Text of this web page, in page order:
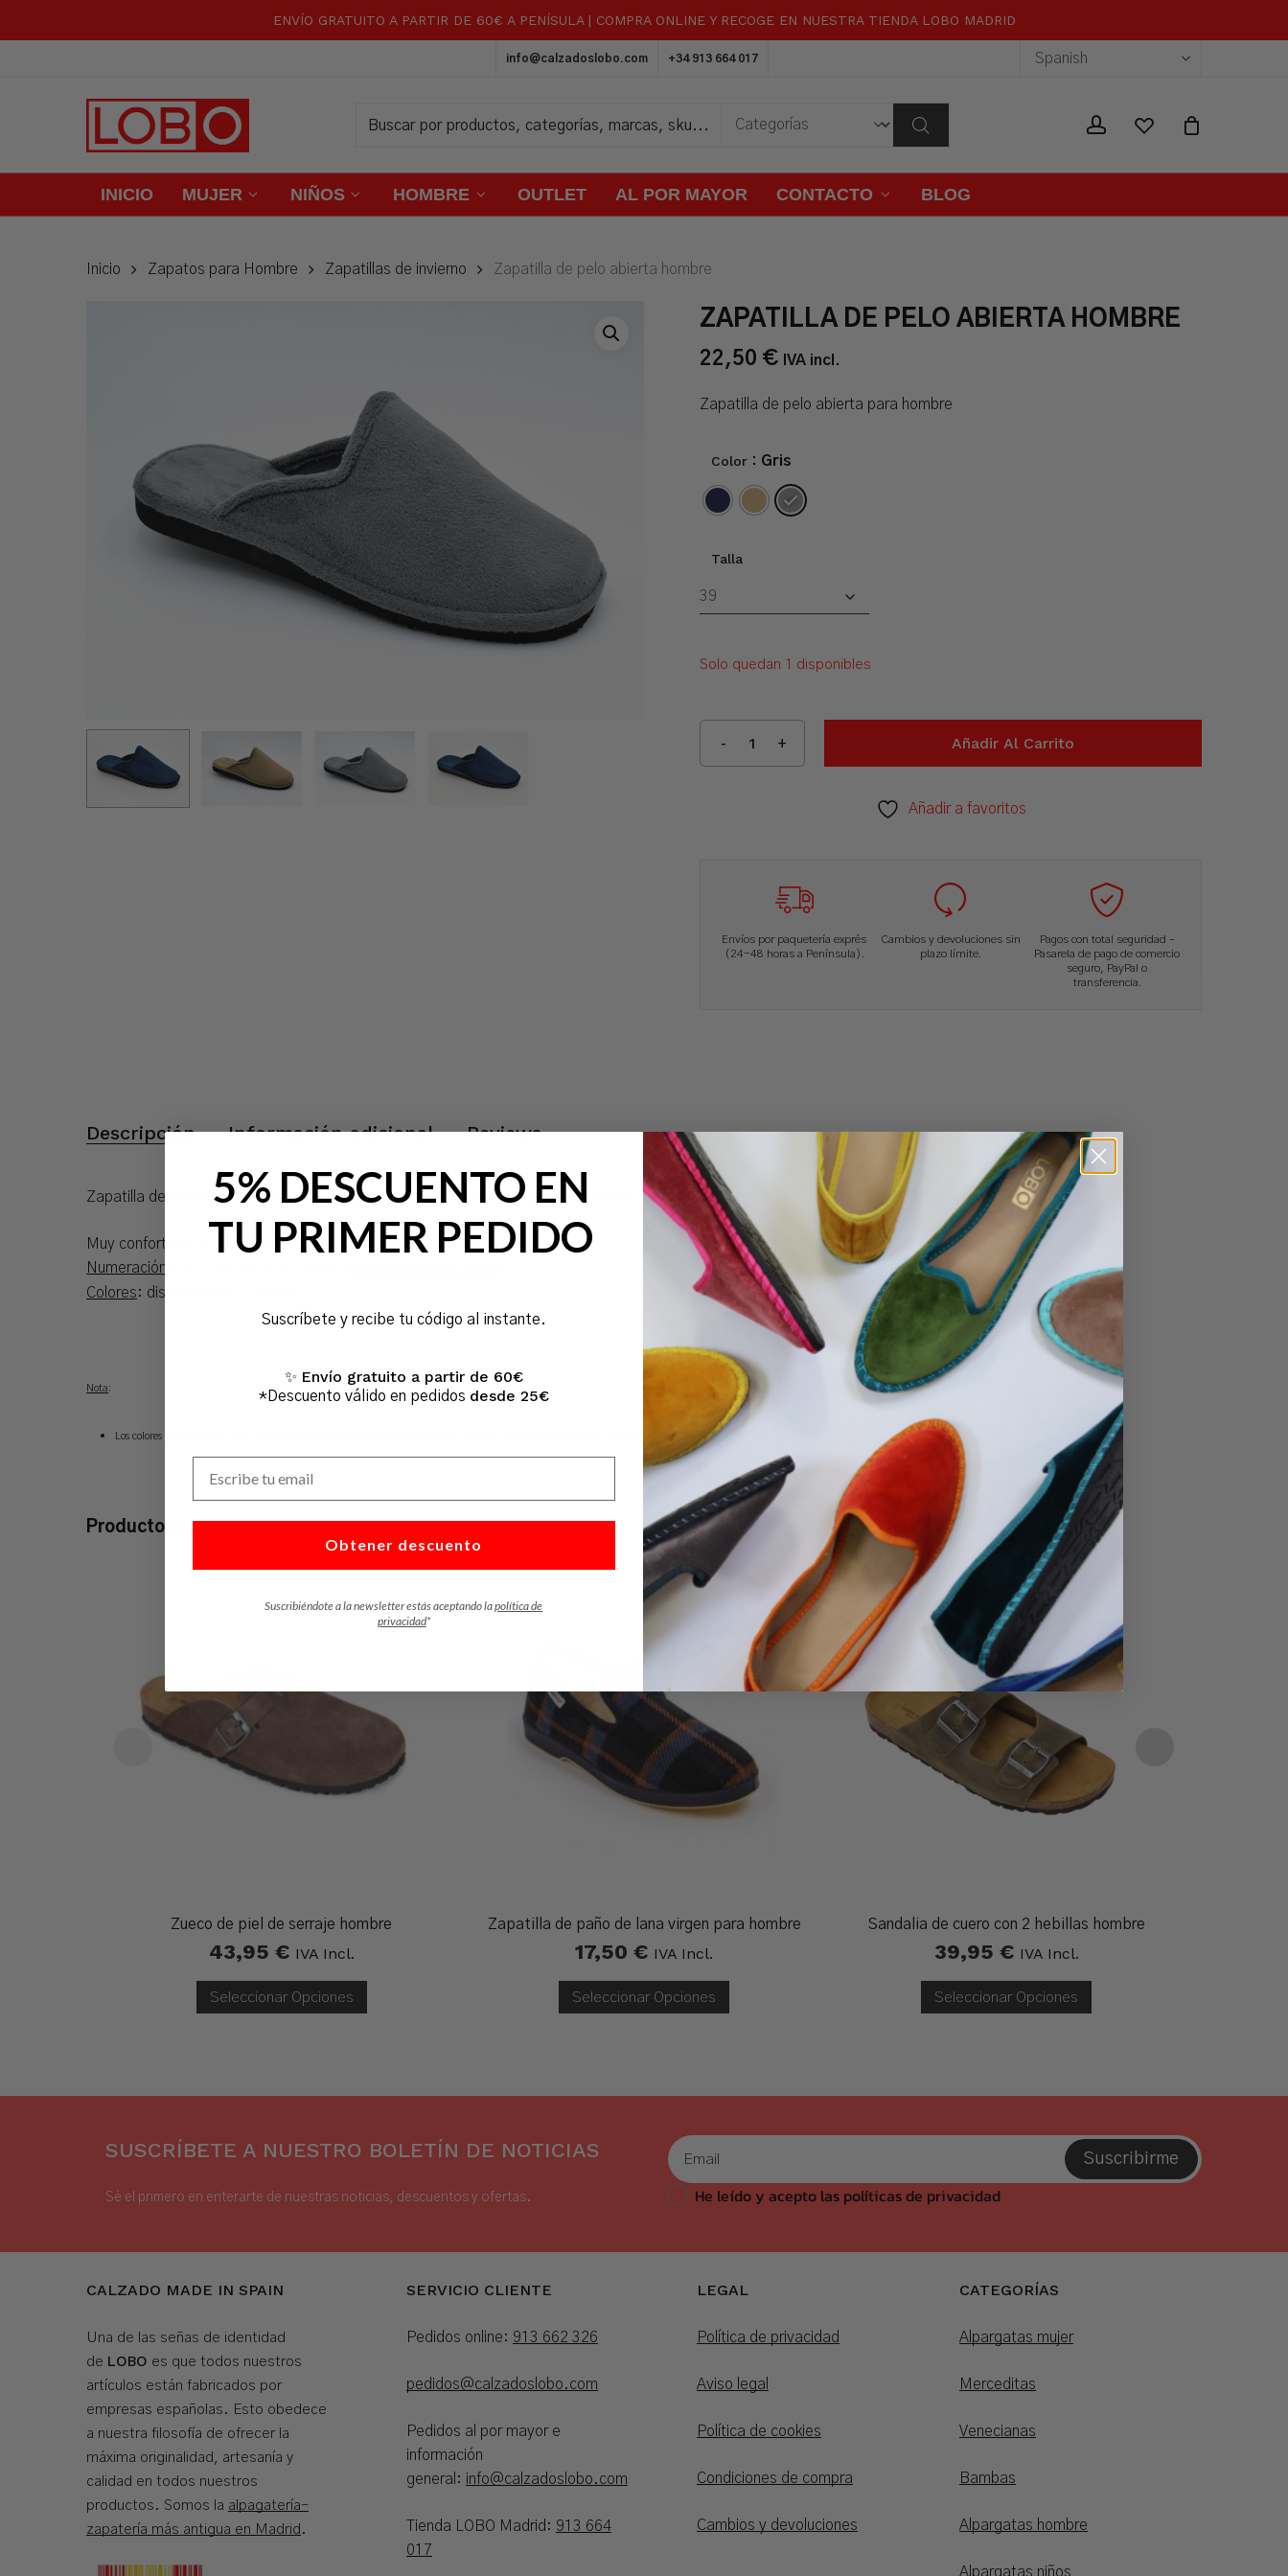
ENVÍO GRATUITO A PARTIR DE 60€ A PENÍSULA | COMPRA ONLINE Y RECOGE EN NUESTRA TIENDA LOBO MADRID
info@calzadoslobo.com +34 913 664 017
accountwishlist
INICIO MUJER NIÑOS HOMBRE OUTLET AL POR MAYOR CONTACTO BLOG
Carrito Close
No hay productos en el carrito.
Inicio Zapatos para Hombre Zapatillas de invierno Zapatilla de pelo abierta hombre
ZAPATILLA DE PELO ABIERTA HOMBRE
22,50 € IVA incl.
Zapatilla de pelo abierta para hombre
Color : Gris
Talla
Solo quedan 1 disponibles
Añadir Al Carrito
Añadir a favoritos
Envíos por paquetería exprés
(24-48 horas a Península).
Cambios y devoluciones sin
plazo límite.
Pagos con total seguridad –
Pasarela de pago de comercio
seguro, PayPal o
transferencia.
Descripción Información adicional Reviews
Zapatilla de pelo suapel forrada abierta para hombre. Suela muy ligera, silenciosa, cómoda y no resbala.
Muy confortable y calentita, ideal para el invierno.
Numeración
Colores: disponible en 3 colores
Nota:
Los colores reales pueden sufrir variaciones de tonalidad respecto a la foto en función de los ajustes de brillo y contraste del monitor.
Productos relacionados
Zueco de piel de serraje hombre
43,95 € IVA Incl.
Seleccionar Opciones
Zapatilla de paño de lana virgen para hombre
17,50 € IVA Incl.
Seleccionar Opciones
Sandalia de cuero con 2 hebillas hombre
39,95 € IVA Incl.
Seleccionar Opciones
SUSCRÍBETE A NUESTRO BOLETÍN DE NOTICIAS
Sé el primero en enterarte de nuestras noticias, descuentos y ofertas.
Suscribirme
He leído y acepto las políticas de privacidad
CALZADO MADE IN SPAIN
Una de las señas de identidad
de LOBO es que todos nuestros
artículos están fabricados por
empresas españolas. Esto obedece
a nuestra filosofía de ofrecer la
máxima originalidad, artesanía y
calidad en todos nuestros
productos. Somos la alpagatería-
zapatería más antigua en Madrid .
SERVICIO CLIENTE
Pedidos online: 913 662 326
pedidos@calzadoslobo.com
Pedidos al por mayor e
información
general: info@calzadoslobo.com
Tienda LOBO Madrid: 913 664
017
LEGAL
Política de privacidad
Aviso legal
Política de cookies
Condiciones de compra
Cambios y devoluciones
CATEGORÍAS
Alpargatas mujer
Merceditas
Venecianas
Bambas
Alpargatas hombre
Alpargatas niños
5% DESCUENTO EN
TU PRIMER PEDIDO
Suscríbete y recibe tu código al instante.
✨ Envío gratuito a partir de 60€
*Descuento válido en pedidos desde 25€
Obtener descuento
Suscribiéndote a la newsletter estás aceptando lapolítica de
privacidad*